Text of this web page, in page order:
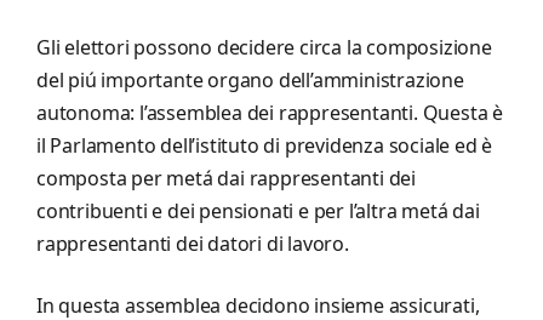
Gli elettori possono decidere circa la composizione
del piú importante organo dell’amministrazione
autonoma: l’assemblea dei rappresentanti. Questa è
il Parlamento dell’istituto di previdenza sociale ed è
composta per metá dai rappresentanti dei
contribuenti e dei pensionati e per l’altra metá dai
rappresentanti dei datori di lavoro.
In questa assemblea decidono insieme assicurati,